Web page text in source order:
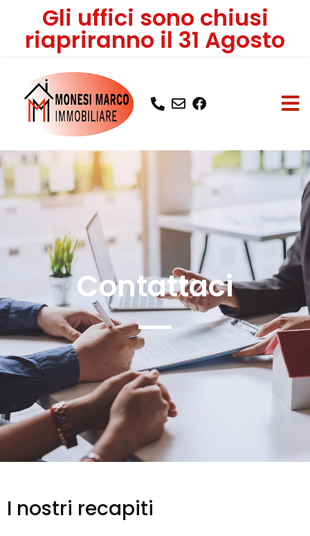
Gli uffici sono chiusi
riapriranno il 31 Agosto
Contattaci
I nostri recapiti